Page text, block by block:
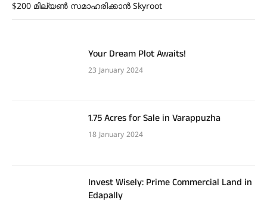
$200 മില്യൺ സമാഹരിക്കാൻ Skyroot
Your Dream Plot Awaits!
23 January 2024
1.75 Acres for Sale in Varappuzha
18 January 2024
Invest Wisely: Prime Commercial Land in
Edapally